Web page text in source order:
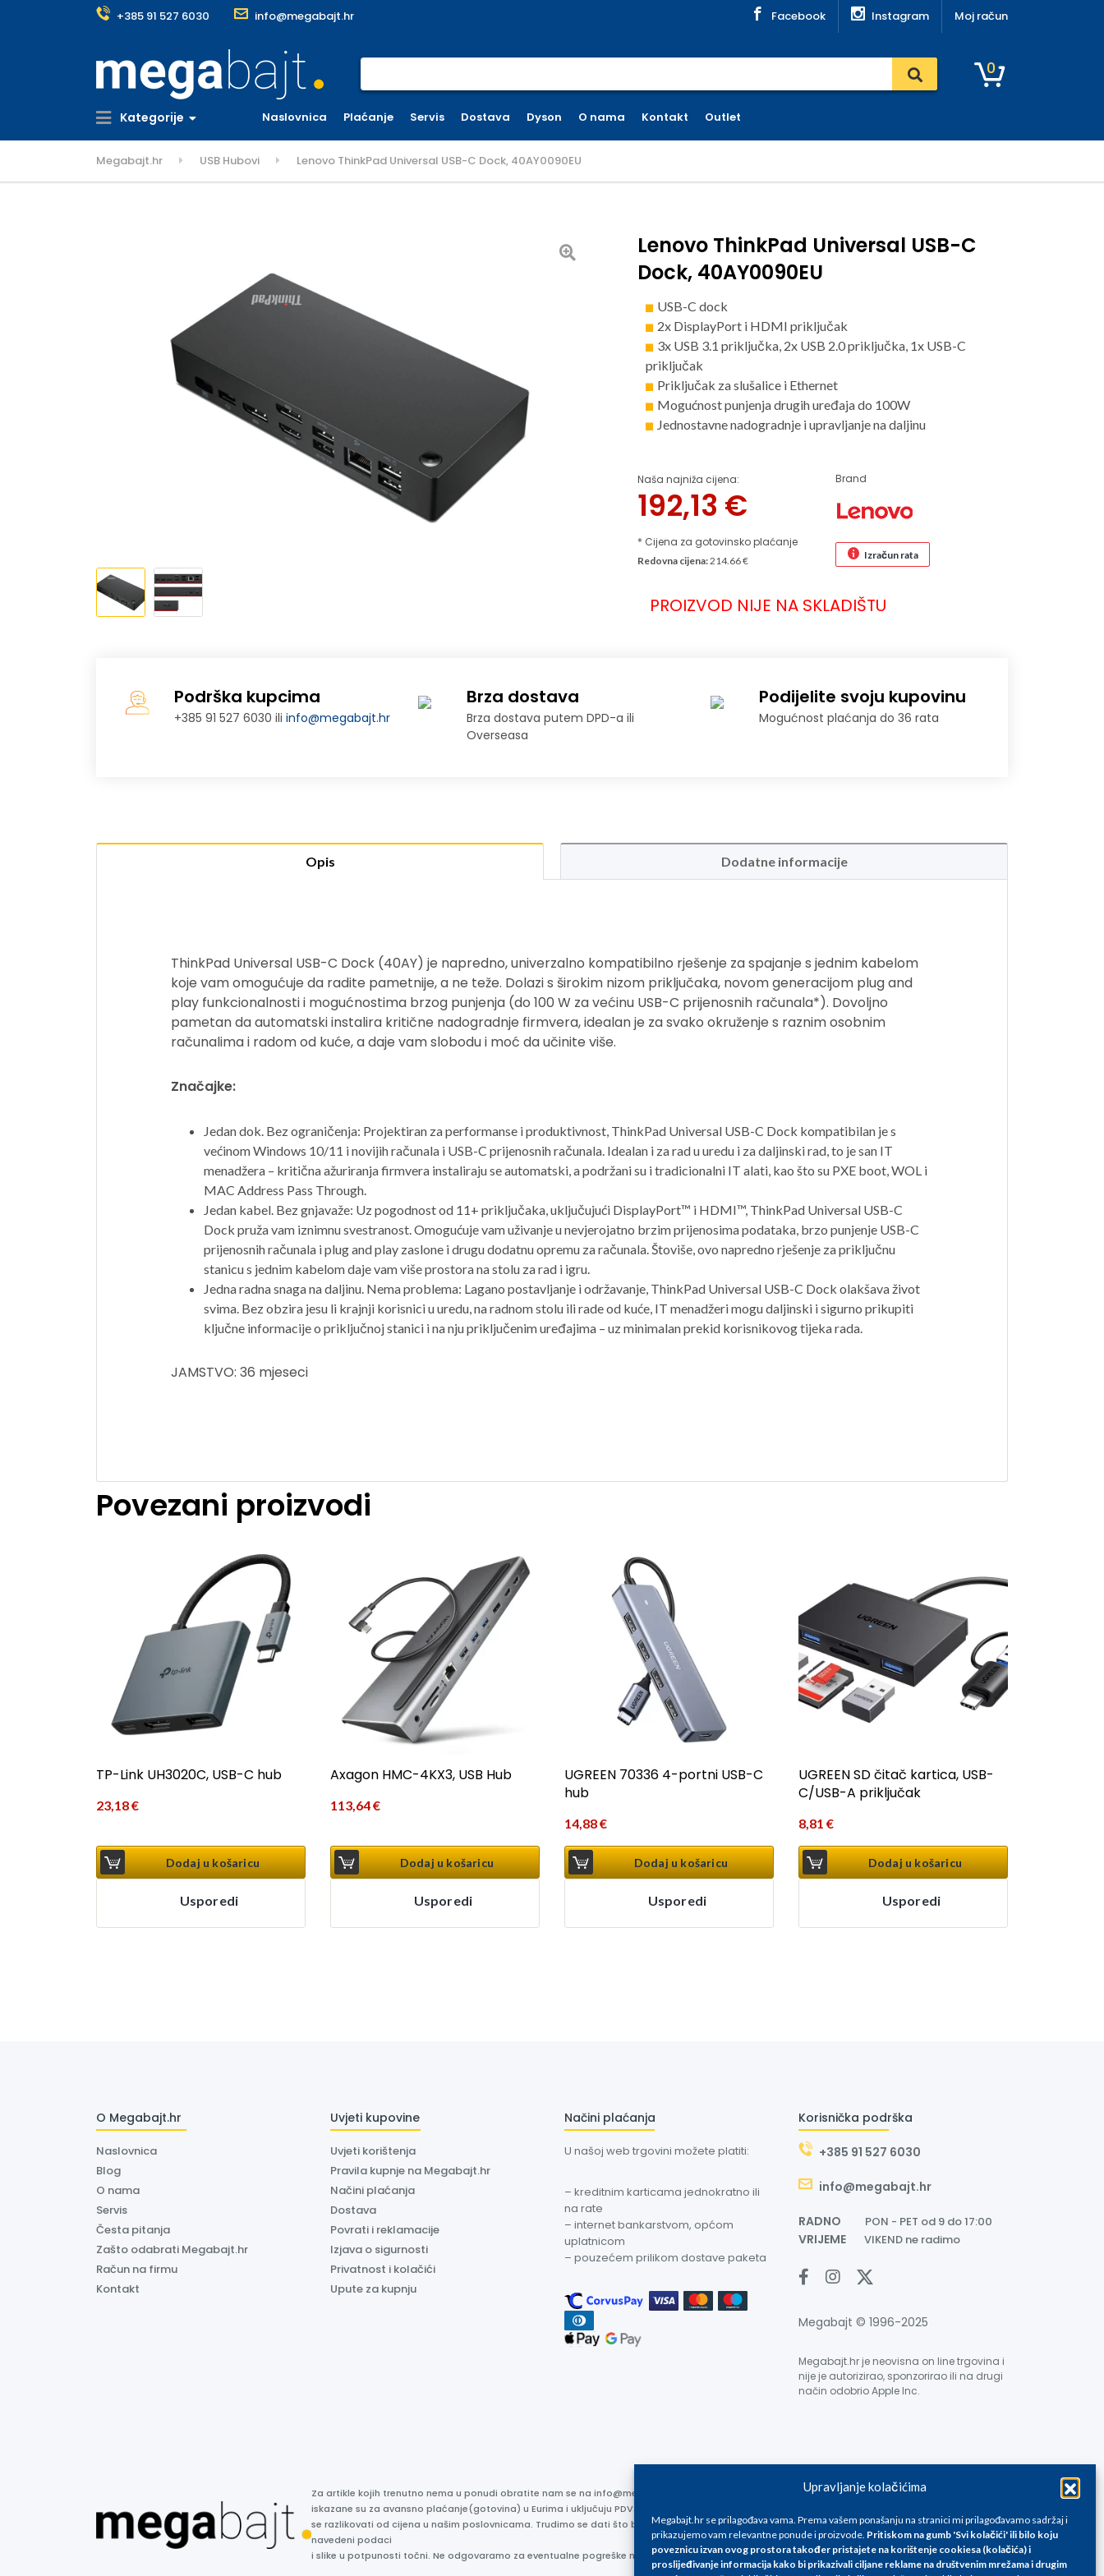
Upravljanje kolačićima
Megabajt.hr se prilagođava vama. Prema vašem ponašanju na stranici mi prilagođavamo sadržaj i
prikazujemo vam relevantne ponude i proizvode. Pritiskom na gumb 'Svi kolačići' ili bilo koju
poveznicu izvan ovog prostora također pristajete na korištenje cookiesa (kolačića) i
proslijeđivanje informacija kako bi prikazivali ciljane reklame na društvenim mrežama i drugim
+385 91 527 6030 info@megabajt.hr Facebook Instagram Moj račun
0
Kategorije Naslovnica Plaćanje Servis Dostava Dyson O nama Kontakt Outlet
Megabajt.hr USB Hubovi Lenovo ThinkPad Universal USB-C Dock, 40AY0090EU
Lenovo ThinkPad Universal USB-C
Dock, 40AY0090EU
USB-C dock
2x DisplayPort i HDMI priključak
3x USB 3.1 priključka, 2x USB 2.0 priključka, 1x USB-C
priključak
Priključak za slušalice i Ethernet
Mogućnost punjenja drugih uređaja do 100W
Jednostavne nadogradnje i upravljanje na daljinu
Naša najniža cijena:
192,13 €
* Cijena za gotovinsko plaćanje
Brand
Redovna cijena:214.66 € Izračun rata
PROIZVOD NIJE NA SKLADIŠTU
Podrška kupcima
+385 91 527 6030 iliinfo@megabajt.hr
Brza dostava
Brza dostava putem DPD-a ili
Overseasa
Podijelite svoju kupovinu
Mogućnost plaćanja do 36 rata
Opis Dodatne informacije
ThinkPad Universal USB-C Dock (40AY) je napredno, univerzalno kompatibilno rješenje za spajanje s jednim kabelom
koje vam omogućuje da radite pametnije, a ne teže. Dolazi s širokim nizom priključaka, novom generacijom plug and
play funkcionalnosti i mogućnostima brzog punjenja (do 100 W za većinu USB-C prijenosnih računala*). Dovoljno
pametan da automatski instalira kritične nadogradnje firmvera, idealan je za svako okruženje s raznim osobnim
računalima i radom od kuće, a daje vam slobodu i moć da učinite više.
Značajke:
Jedan dok. Bez ograničenja: Projektiran za performanse i produktivnost, ThinkPad Universal USB-C Dock kompatibilan je s
većinom Windows 10/11 i novijih računala i USB-C prijenosnih računala. Idealan i za rad u uredu i za daljinski rad, to je san IT
menadžera – kritična ažuriranja firmvera instaliraju se automatski, a podržani su i tradicionalni IT alati, kao što su PXE boot, WOL i
MAC Address Pass Through.
Jedan kabel. Bez gnjavaže: Uz pogodnost od 11+ priključaka, uključujući DisplayPort™ i HDMI™, ThinkPad Universal USB-C
Dock pruža vam iznimnu svestranost. Omogućuje vam uživanje u nevjerojatno brzim prijenosima podataka, brzo punjenje USB-C
prijenosnih računala i plug and play zaslone i drugu dodatnu opremu za računala. Štoviše, ovo napredno rješenje za priključnu
stanicu s jednim kabelom daje vam više prostora na stolu za rad i igru.
Jedna radna snaga na daljinu. Nema problema: Lagano postavljanje i održavanje, ThinkPad Universal USB-C Dock olakšava život
svima. Bez obzira jesu li krajnji korisnici u uredu, na radnom stolu ili rade od kuće, IT menadžeri mogu daljinski i sigurno prikupiti
ključne informacije o priključnoj stanici i na nju priključenim uređajima – uz minimalan prekid korisnikovog tijeka rada.
JAMSTVO: 36 mjeseci
Povezani proizvodi
TP-Link UH3020C, USB-C hub
23,18€
Dodaj u košaricu
Usporedi
Axagon HMC-4KX3, USB Hub
113,64€
Dodaj u košaricu
Usporedi
UGREEN 70336 4-portni USB-C
hub
14,88€
Dodaj u košaricu
Usporedi
UGREEN SD čitač kartica, USB-
C/USB-A priključak
8,81 €
Dodaj u košaricu
Usporedi
O Megabajt.hr
Naslovnica
Blog
O nama
Servis
Česta pitanja
Zašto odabrati Megabajt.hr
Račun na firmu
Kontakt
Uvjeti kupovine
Uvjeti korištenja
Pravila kupnje na Megabajt.hr
Načini plaćanja
Dostava
Povrati i reklamacije
Izjava o sigurnosti
Privatnost i kolačići
Upute za kupnju
Načini plaćanja
U našoj web trgovini možete platiti:
– kreditnim karticama jednokratno ili
na rate
– internet bankarstvom, općom
uplatnicom
– pouzećem prilikom dostave paketa
Korisnička podrška
+385 91 527 6030
info@megabajt.hr
RADNO PON - PET od 9 do 17:00
VRIJEME VIKEND ne radimo
Megabajt © 1996-2025
Megabajt.hr je neovisna on line trgovina i
nije je autorizirao, sponzorirao ili na drugi
način odobrio Apple Inc.
Za artikle kojih trenutno nema u ponudi obratite nam se na info@megabajt.hr. Sve cijene su informativnog karaktera i podložne su promjenama, a
iskazane su za avansno plaćanje(gotovina) u Eurima i uključuju PDV. Sve cijene su iskazane isključivo za kupovinu putem webshop-a i mogu
se razlikovati od cijena u našim poslovnicama. Trudimo se dati što bolji i točniji opis i sliku. Unatoč tome, ne možemo garantirati da su svi
navedeni podaci
i slike u potpunosti točni. Ne odgovaramo za eventualne pogreške nastale u opisu proizvoda, greške prilikom štampanja te promjene cijena.